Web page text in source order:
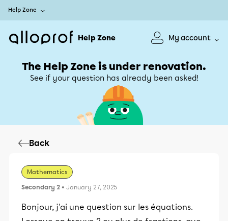
Help Zone
Help Zone My account
The Help Zone is under renovation.
See if your question has already been asked!
Back
Mathematics
Secondary 2 • January 27, 2025
Bonjour, j'ai une question sur les équations.